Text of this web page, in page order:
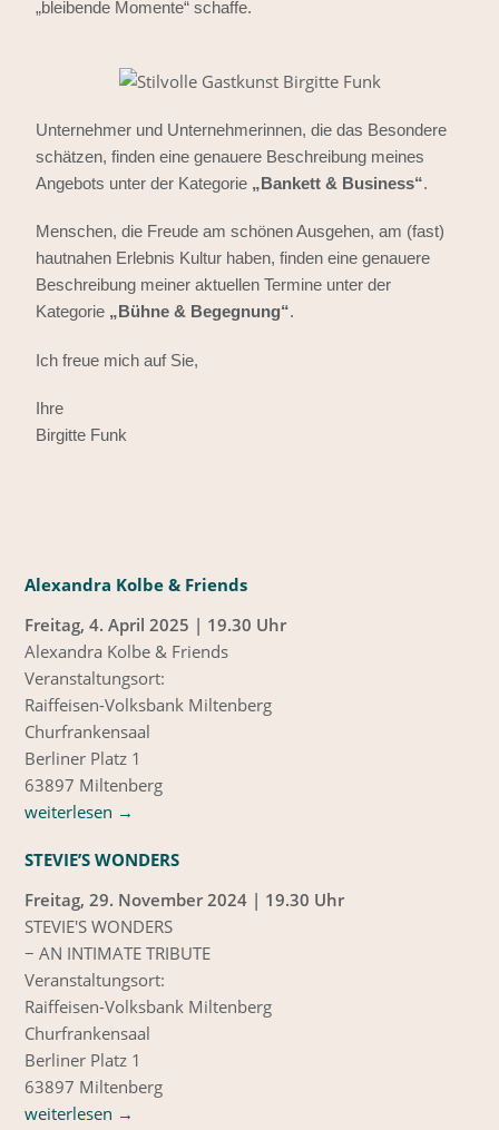
„bleibende Momente“ schaffe.
Unternehmer und Unternehmerinnen, die das Besondere
schätzen, finden eine genauere Beschreibung meines
Angebots unter der Kategorie „Bankett & Business“.
Menschen, die Freude am schönen Ausgehen, am (fast)
hautnahen Erlebnis Kultur haben, finden eine genauere
Beschreibung meiner aktuellen Termine unter der
Kategorie „Bühne & Begegnung“.
Ich freue mich auf Sie,
Ihre
Birgitte Funk
Alexandra Kolbe & Friends
Freitag, 4. April 2025 | 19.30 Uhr
Alexandra Kolbe & Friends
Veranstaltungsort:
Raiffeisen-Volksbank Miltenberg
Churfrankensaal
Berliner Platz 1
63897 Miltenberg
weiterlesen →
STEVIE’S WONDERS
Freitag, 29. November 2024 | 19.30 Uhr
STEVIE'S WONDERS
− AN INTIMATE TRIBUTE
Veranstaltungsort:
Raiffeisen-Volksbank Miltenberg
Churfrankensaal
Berliner Platz 1
63897 Miltenberg
weiterlesen →